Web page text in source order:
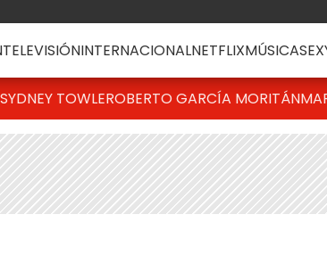
TELEVISIÓNINTERNACIONALNETFLIXMÚSICA
SYDNEY TOWLEROBERTO GARCÍA MORITÁN